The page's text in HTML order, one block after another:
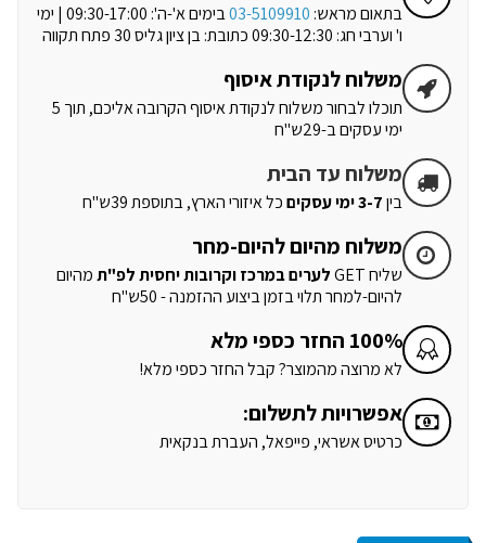
בתאום מראש: 03-5109910
בימים א'-ה': 09:30-17:00 | ימי
ו' וערבי חג: 09:30-12:30 כתובת: בן ציון גליס 30 פתח תקווה
משלוח לנקודת איסוף
תוכלו לבחור משלוח לנקודת איסוף הקרובה אליכם, תוך 5
ימי עסקים ב-29ש"ח
משלוח עד הבית
בין3-7 ימי עסקים כל איזורי הארץ, בתוספת 39ש"ח
משלוח מהיום להיום-מחר
שליח GET לערים במרכז וקרובות יחסית לפ"תמהיום
להיום-למחר תלוי בזמן ביצוע ההזמנה - 50ש"ח
100% החזר כספי מלא
לא מרוצה מהמוצר? קבל החזר כספי מלא!
אפשרויות לתשלום:
כרטיס אשראי, פייפאל, העברת בנקאית